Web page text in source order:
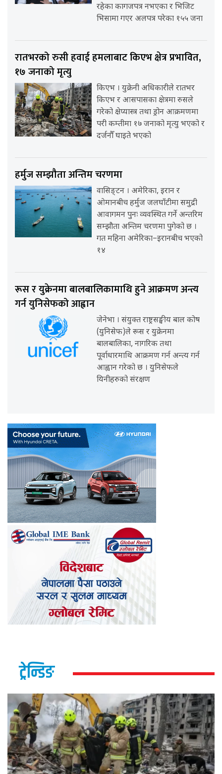
रहेका कागजपत्र नभएका र भिजिट
भिसामा गएर अलपत्र परेका १५५ जना
रातभरको रुसी हवाई हमलाबाट किएभ क्षेत्र प्रभावित,
१७ जनाको मृत्यु
किएभ । युक्रेनी अधिकारीले रातभर
किएभ र आसपासका क्षेत्रमा रुसले
गरेको क्षेप्यास्त्र तथा ड्रोन आक्रमणमा
परी कम्तीमा १७ जनाको मृत्यु भएको र
दर्जनौँ घाइते भएको
हर्मुज सम्झौता अन्तिम चरणमा
वासिङ्टन । अमेरिका, इरान र
ओमानबीच हर्मुज जलघाँटीमा समुद्री
आवागमन पुनः व्यवस्थित गर्ने अन्तरिम
सम्झौता अन्तिम चरणमा पुगेको छ ।
गत महिना अमेरिका–इरानबीच भएको
१४
रूस र युक्रेनमा बालबालिकामाथि हुने आक्रमण अन्त्य
गर्न युनिसेफको आह्वान
जेनेभा । संयुक्त राष्ट्रसङ्घीय बाल कोष
(युनिसेफ)ले रूस र युक्रेनमा
बालबालिका, नागरिक तथा
पूर्वाधारमाथि आक्रमण गर्न अन्त्य गर्न
आह्वान गरेको छ । युनिसेफले
यिनीहरुको संरक्षण
ट्रेन्डिङ